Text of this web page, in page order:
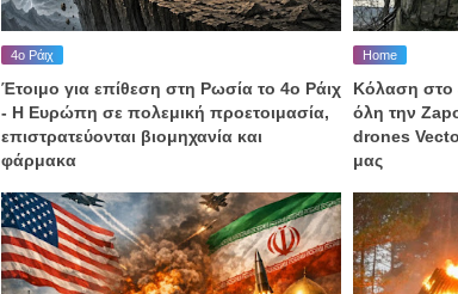
4ο Ράιχ
Έτοιμο για επίθεση στη Ρωσία το 4ο Ράιχ
- Η Ευρώπη σε πολεμική προετοιμασία,
επιστρατεύονται βιομηχανία και
φάρμακα
Home
Κόλαση στο
όλη την
drones
μας